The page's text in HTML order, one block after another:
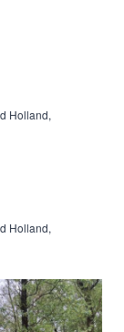
Holland,
Holland,